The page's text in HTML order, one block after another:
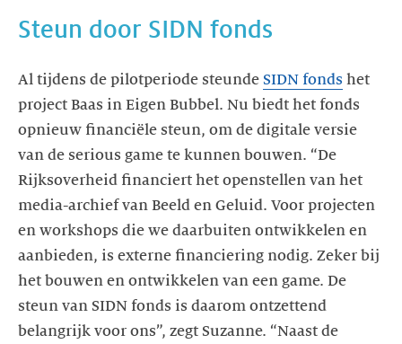
Al tijdens de pilotperiode steunde SIDN fonds het
project Baas in Eigen Bubbel. Nu biedt het fonds
opnieuw financiële steun, om de digitale versie
van de serious game te kunnen bouwen. “De
Rijksoverheid financiert het openstellen van het
media-archief van Beeld en Geluid. Voor projecten
en workshops die we daarbuiten ontwikkelen en
aanbieden, is externe financiering nodig. Zeker bij
het bouwen en ontwikkelen van een game. De
steun van SIDN fonds is daarom ontzettend
belangrijk voor ons”, zegt Suzanne. “Naast de